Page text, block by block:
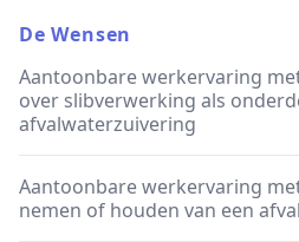
De Wensen
Aantoonbare werkervaring
over slibverwerking als
afvalwaterzuivering
Aantoonbare werkervaring
nemen of houden van een